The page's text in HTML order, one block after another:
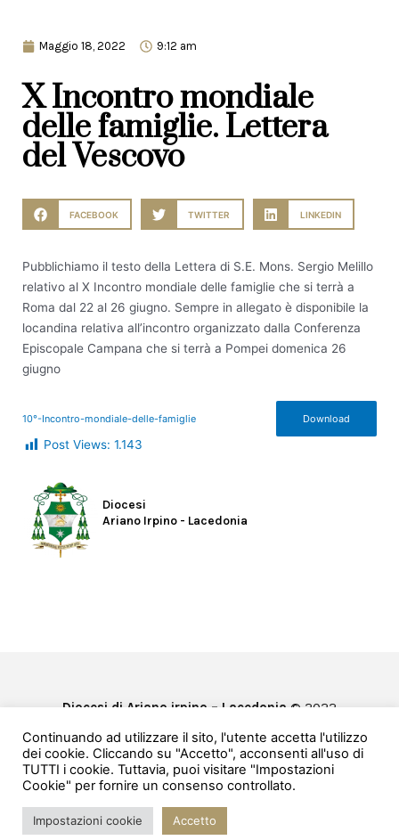
Maggio 18, 2022 9:12 am
X Incontro mondiale
delle famiglie. Lettera
del Vescovo
FACEBOOK TWITTER LINKEDIN
Pubblichiamo il testo della Lettera di S.E. Mons. Sergio Melillo
relativo al X Incontro mondiale delle famiglie che si terrà a
Roma dal 22 al 26 giugno. Sempre in allegato è disponibile la
locandina relativa all’incontro organizzato dalla Conferenza
Episcopale Campana che si terrà a Pompei domenica 26
giugno
10°-Incontro-mondiale-delle-famiglie Download
Post Views: 1.143
Diocesi
Ariano Irpino - Lacedonia
Diocesi di Ariano irpino – Lacedonia © 2022
Privacy & Cookie Policy
Powered bye-Direct
Continuando ad utilizzare il sito, l'utente accetta l'utilizzo
dei cookie. Cliccando su "Accetto", acconsenti all'uso di
TUTTI i cookie. Tuttavia, puoi visitare "Impostazioni
Cookie" per fornire un consenso controllato.
Impostazioni cookie Accetto